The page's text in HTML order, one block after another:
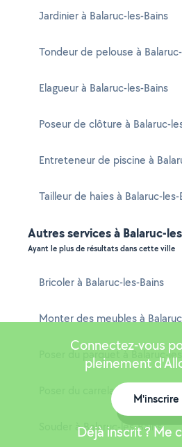
Jardinier à Balaruc-les-Bains
Tondeur de pelouse à
Elagueur à Balaruc-les-Bains
Poseur de clôture à Balaruc-
Entreteneur de piscine à
Tailleur de haies à Balaruc-les-
Autres services à Balaruc-
Ayant le plus de résultats dans cette ville
Bricoler à Balaruc-les-Bains
Monter des meubles à
Poser du parquet à Balaruc-
Poser du carrelage à Balaruc-
Souder à Balaruc-les-Bains
Connectez-vous
pleinement
M'inscrire
Déjà inscrit ? Me